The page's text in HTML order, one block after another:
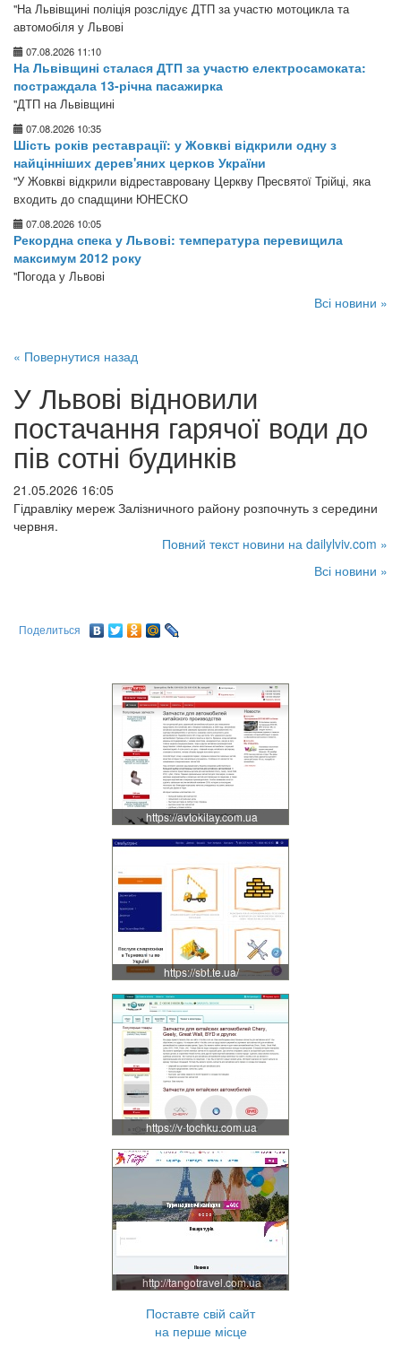
"На Львівщині поліція розслідує ДТП за участю мотоцикла та
автомобіля у Львові
07.08.2026 11:10
На Львівщині сталася ДТП за участю електросамоката:
постраждала 13-річна пасажирка
"ДТП на Львівщині
07.08.2026 10:35
Шість років реставрації: у Жовкві відкрили одну з
найцінніших дерев'яних церков України
"У Жовкві відкрили відреставровану Церкву Пресвятої Трійці, яка
входить до спадщини ЮНЕСКО
07.08.2026 10:05
Рекордна спека у Львові: температура перевищила
максимум 2012 року
"Погода у Львові
Всі новини »
« Повернутися назад
У Львові відновили
постачання гарячої води до
пів сотні будинків
21.05.2026 16:05
Гідравліку мереж Залізничного району розпочнуть з середини
червня.
Повний текст новини на dailylviv.com »
Всі новини »
Поделиться
https://avtokitay.com.ua
https://sbt.te.ua/
https://v-tochku.com.ua
http://tangotravel.com.ua
Поставте свій сайт
на перше місце